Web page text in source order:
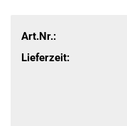
Art.Nr.:
Lieferzeit: